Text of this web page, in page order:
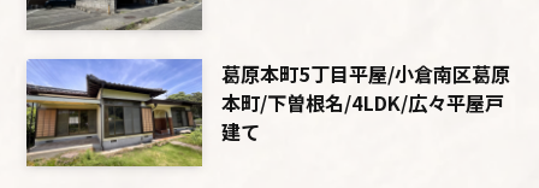
葛原本町5丁目平屋/小倉南区葛原
本町/下曽根名/4LDK/広々平屋戸
建て